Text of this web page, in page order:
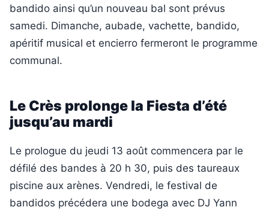
bandido ainsi qu’un nouveau bal sont prévus
samedi. Dimanche, aubade, vachette, bandido,
apéritif musical et encierro fermeront le programme
communal.
Le Crès prolonge la Fiesta d’été
jusqu’au mardi
Le prologue du jeudi 13 août commencera par le
défilé des bandes à 20 h 30, puis des taureaux
piscine aux arènes. Vendredi, le festival de
bandidos précédera une bodega avec DJ Yann